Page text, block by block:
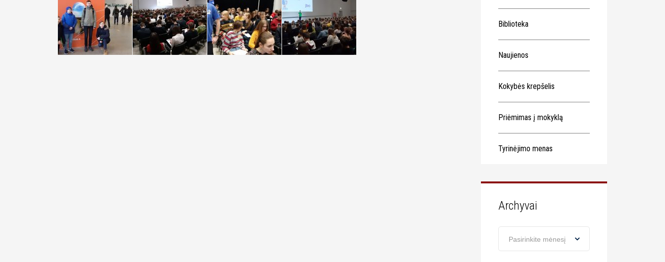
Biblioteka
Naujienos
Kokybės krepšelis
Priėmimas į mokyklą
Tyrinėjimo menas
Archyvai
Archyvai
Pasirinkite mėnesį